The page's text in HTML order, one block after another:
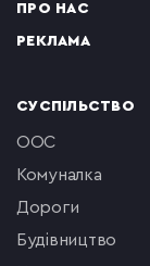
ПРО НАС
РЕКЛАМА
СУСПІЛЬСТВО
ООС
комуналка
Дороги
будівництво